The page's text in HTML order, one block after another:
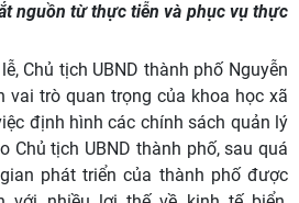
nguồn từ thực tiễn và phục vụ thực
Chủ tịch UBND thành phố Nguyễn
vai trò quan trọng của khoa học xã
định hình các chính sách quản lý
Chủ tịch UBND thành phố, sau quá
phát triển của thành phố được